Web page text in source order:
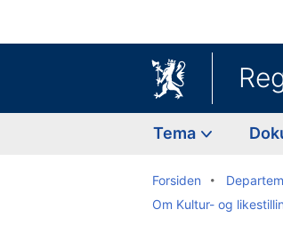
Tema
Forsiden
Om Kultur- og